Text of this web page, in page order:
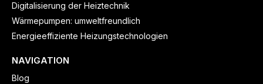
Digitalisierung der Heiztechnik
Wärmepumpen: umweltfreundlich
Energieeffiziente Heizungstechnologien
NAVIGATION
Blog